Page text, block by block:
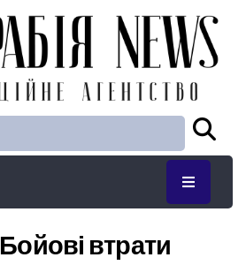
Бойові втрати